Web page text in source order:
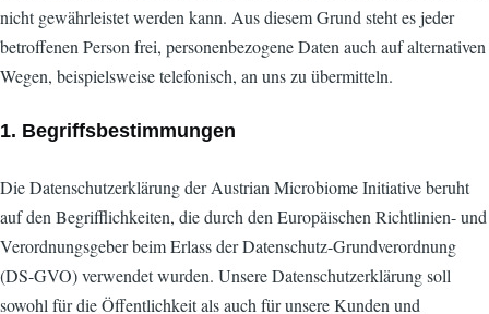
nicht gewährleistet werden kann. Aus diesem Grund steht es jeder
betroffenen Person frei, personenbezogene Daten auch auf alternativen
Wegen, beispielsweise telefonisch, an uns zu übermitteln.
1. Begriffsbestimmungen
Die Datenschutzerklärung der Austrian Microbiome Initiative beruht
auf den Begrifflichkeiten, die durch den Europäischen Richtlinien- und
Verordnungsgeber beim Erlass der Datenschutz-Grundverordnung
(DS-GVO) verwendet wurden. Unsere Datenschutzerklärung soll
sowohl für die Öffentlichkeit als auch für unsere Kunden und